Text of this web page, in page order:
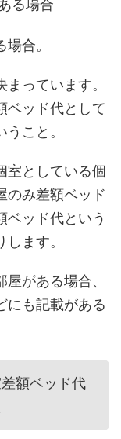
る場合
合。
っています。
ベッド代として
こと。
室としている個
のみ差額ベッド
ベッド代という
ます。
がある場合、
にも記載がある
額ベッド代